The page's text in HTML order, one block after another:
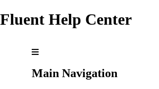
Fluent Help Center
Main Navigation